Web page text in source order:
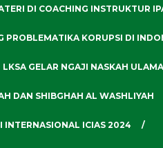
DI COACHING INSTRUKTUR
PROBLEMATIKA KORUPSI DI
LKSA GELAR NGAJI NASKAH
DAN SHIBGHAH AL WASHLIYAH
INTERNASIONAL ICIAS 2024